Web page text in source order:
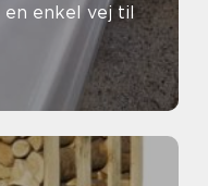
en enkel vej til